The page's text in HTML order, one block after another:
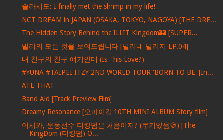
솔라시도: I finally met the shrimp in my life!
NCT DREAM in JAPAN (OSAKA, TOKYO, NAGOYA) [THE DRE...
The Hidden Story Behind the ILLIT Kingdom🏰 [SUPER...
빌리의 모든 것을 보여드립니다 [빌리네 빌리지 EP.04]
내 친구의 친구 얘기인데 (Is This Love?)
#YUNA #TAIPEI ITZY 2ND WORLD TOUR 'BORN TO BE' [In...
ATE THAT
Band Aid [Track Preview Film]
Dreamy Resonance [오마이걸 10TH MINI ALBUM Story film]
어서와, 운동선수 더킹덤은 처음이지? (쿠키있음🍪) [The
KingDom (더킹덤) O...